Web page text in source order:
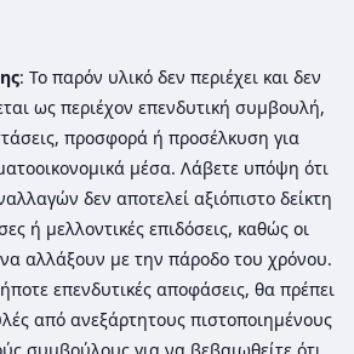
: Το παρόν υλικό δεν περιέχει και δεν
ως περιέχον επενδυτική συμβουλή,
προσφορά ή προσέλκυση για
μέσα. Λάβετε υπόψη ότι
δεν αποτελεί αξιόπιστο δείκτη
ή μελλοντικές επιδόσεις, καθώς οι
αλλάξουν με την πάροδο του χρόνου.
επενδυτικές αποφάσεις, θα πρέπει
από ανεξάρτητους πιστοποιημένους